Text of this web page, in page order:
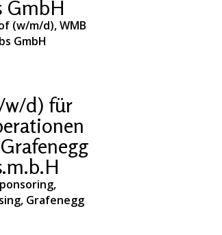
GmbH
(w/m/d), WMB
GmbH
d) für
Grafenegg